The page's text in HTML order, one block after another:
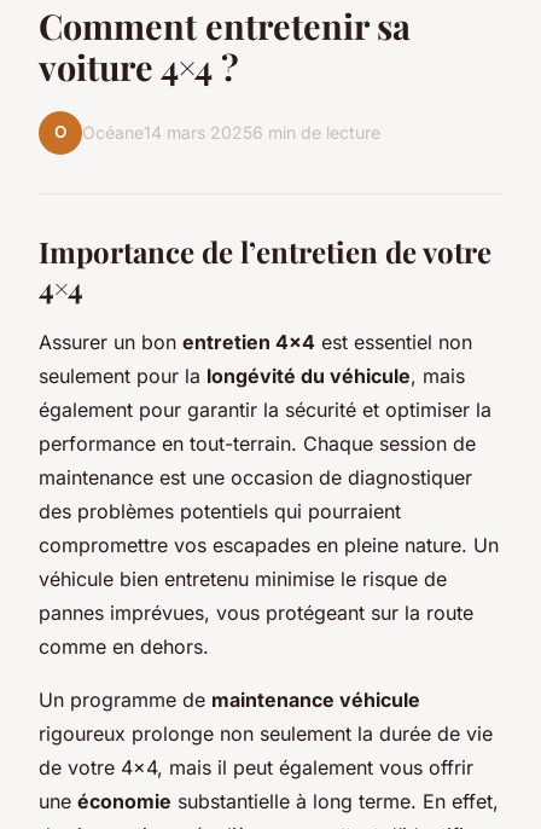
Comment entretenir sa
voiture 4×4 ?
O Océane14 mars 20256 min de lecture
Importance de l’entretien de votre
4×4
Assurer un bon entretien 4×4 est essentiel non
seulement pour la longévité du véhicule, mais
également pour garantir la sécurité et optimiser la
performance en tout-terrain. Chaque session de
maintenance est une occasion de diagnostiquer
des problèmes potentiels qui pourraient
compromettre vos escapades en pleine nature. Un
véhicule bien entretenu minimise le risque de
pannes imprévues, vous protégeant sur la route
comme en dehors.
Un programme de maintenance véhicule
rigoureux prolonge non seulement la durée de vie
de votre 4×4, mais il peut également vous offrir
une économie substantielle à long terme. En effet,